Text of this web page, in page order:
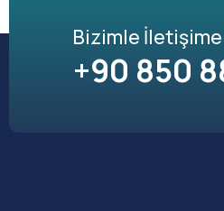
Bizimle
+90 850